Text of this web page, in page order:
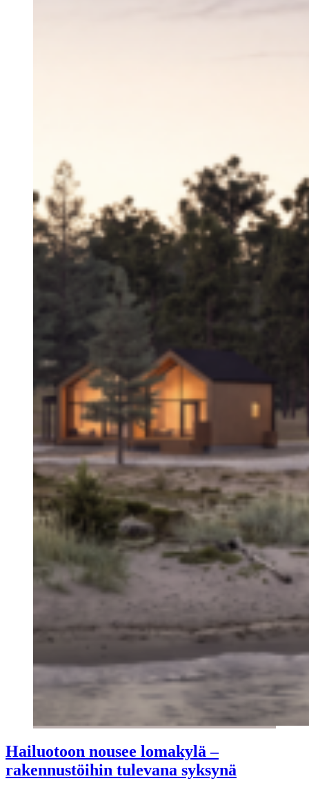
Hailuotoon nousee lomakylä –
rakennustöihin tulevana syksynä